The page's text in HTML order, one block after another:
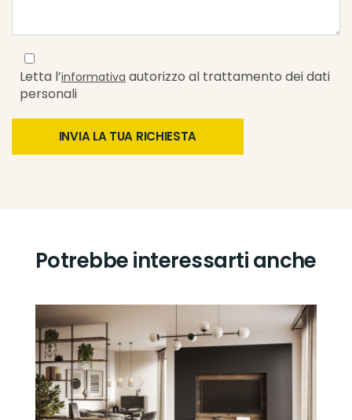
Letta l’informativa autorizzo al trattamento dei dati
personali
Potrebbe interessarti anche